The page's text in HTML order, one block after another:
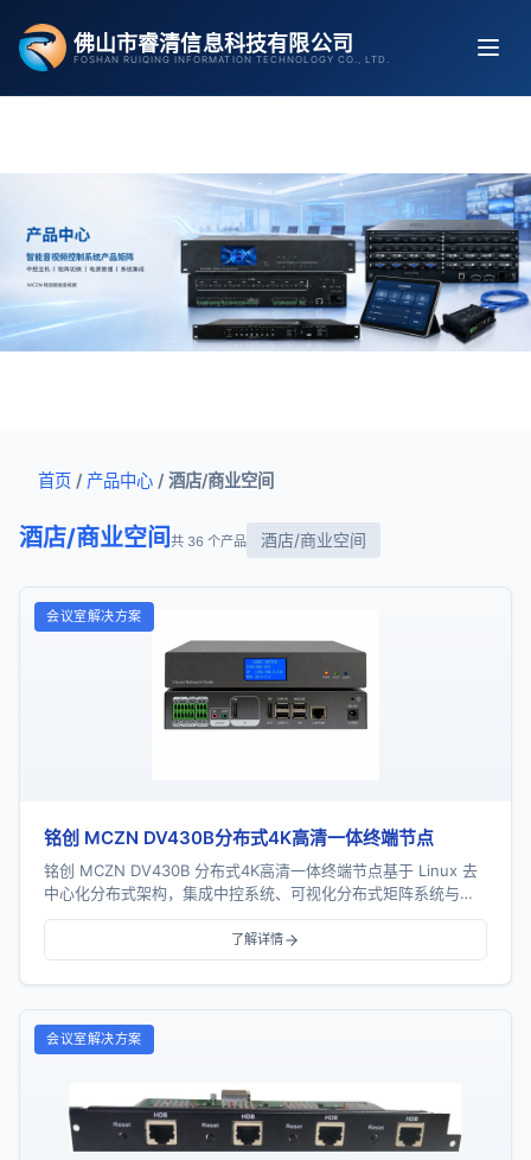
容
佛山市睿清信息科技有限公司
FOSHAN RUIQING INFORMATION TECHNOLOGY CO., LTD.
首页 / 产品中心 / 酒店/商业空间
酒店/商业空间 共 36 个产品 酒店/商业空间
会议室解决方案
铭创 MCZN DV430B分布式4K高清一体终端节点
铭创 MCZN DV430B 分布式4K高清一体终端节点基于 Linux 去
中心化分布式架构，集成中控系统、可视化分布式矩阵系统与可
视化播控系统三大核心功能，支...
了解详情
会议室解决方案